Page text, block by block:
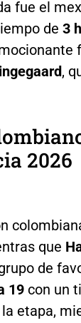
fue el
de 3
,
2026
que
de
19con un
etapa,